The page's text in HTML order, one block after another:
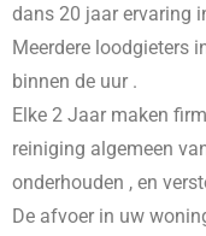
dans 20 jaar ervaring
Meerdere loodgieters
binnen de uur .
Elke 2 Jaar maken
reiniging algemeen
onderhouden , en
De afvoer in uw